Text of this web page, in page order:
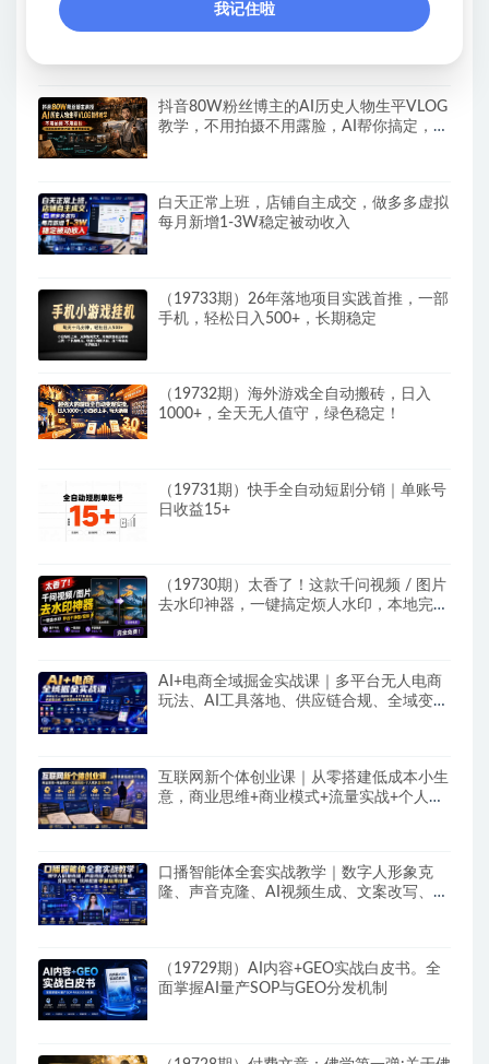
最新抖音漫画图文高收益赛道，10分钟制作
一个作品，稳拿创作者伙伴计划收益
抖音80W粉丝博主的AI历史人物生平VLOG
教学，不用拍摄不用露脸，AI帮你搞定，轻
白天正常上班，店铺自主成交，做多多虚拟
每月新增1-3W稳定被动收入
（19733期）26年落地项目实践首推，一部
手机，轻松日入500+，长期稳定
（19732期）海外游戏全自动搬砖，日入
1000+，全天无人值守，绿色稳定！
（19731期）快手全自动短剧分销｜单账号
日收益15+
（19730期）太香了！这款千问视频 / 图片
去水印神器，一键搞定烦人水印，本地完全
AI+电商全域掘金实战课｜多平台无人电商
玩法、AI工具落地、供应链合规、全域变现
互联网新个体创业课｜从零搭建低成本小生
意，商业思维+商业模式+流量实战+个人成
口播智能体全套实战教学｜数字人形象克
隆、声音克隆、AI视频生成、文案改写、软
（19729期）AI内容+GEO实战白皮书。全
面掌握AI量产SOP与GEO分发机制
我记住啦